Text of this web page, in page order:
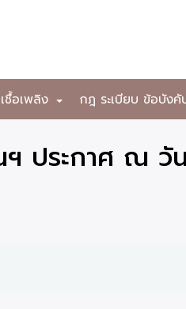
+
ชื้อเพลิง กฎ ระเบียบ ข้อบัง
ประกาศ ณ วั